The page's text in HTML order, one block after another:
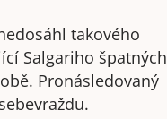
takového
Salgariho špatných
Pronásledovaný